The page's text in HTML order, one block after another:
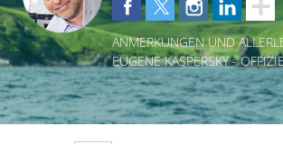
ANMERKUNGEN UND
EUGENE KASPERSKY -